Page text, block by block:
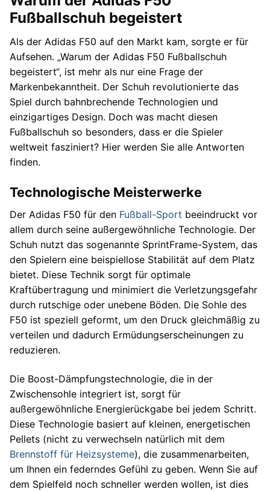
Fußballschuh begeistert
Als der Adidas F50 auf den Markt kam, sorgte er für
Aufsehen. „Warum der Adidas F50 Fußballschuh
begeistert“, ist mehr als nur eine Frage der
Markenbekanntheit. Der Schuh revolutionierte das
Spiel durch bahnbrechende Technologien und
einzigartiges Design. Doch was macht diesen
Fußballschuh so besonders, dass er die Spieler
weltweit fasziniert? Hier werden Sie alle Antworten
finden.
Technologische Meisterwerke
Der Adidas F50 für den Fußball-Sport beeindruckt vor
allem durch seine außergewöhnliche Technologie. Der
Schuh nutzt das sogenannte SprintFrame-System, das
den Spielern eine beispiellose Stabilität auf dem Platz
bietet. Diese Technik sorgt für optimale
Kraftübertragung und minimiert die Verletzungsgefahr
durch rutschige oder unebene Böden. Die Sohle des
F50 ist speziell geformt, um den Druck gleichmäßig zu
verteilen und dadurch Ermüdungserscheinungen zu
reduzieren.
Die Boost-Dämpfungstechnologie, die in der
Zwischensohle integriert ist, sorgt für
außergewöhnliche Energierückgabe bei jedem Schritt.
Diese Technologie basiert auf kleinen, energetischen
Pellets (nicht zu verwechseln natürlich mit dem
Brennstoff für Heizsysteme), die zusammenarbeiten,
um Ihnen ein federndes Gefühl zu geben. Wenn Sie auf
dem Spielfeld noch schneller werden wollen, ist dies